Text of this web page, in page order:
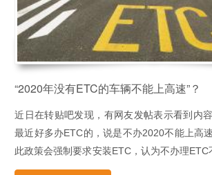
“2020年没有ETC的车辆不能上高速”？
近日在转贴吧发现，有网友发帖表示看到内容
最近好多办ETC的，说是不办2020不能上高
此政策会强制要求安装ETC，认为不办理ETC
阅各种新闻报道后，小编认为是对ETC办理
7月23日，成都市交通运输局召开成都市深化